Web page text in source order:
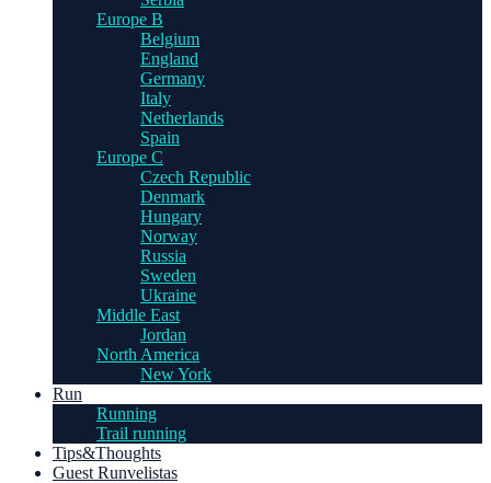
Europe B
Belgium
England
Germany
Italy
Netherlands
Spain
Europe C
Czech Republic
Denmark
Hungary
Norway
Russia
Sweden
Ukraine
Middle East
Jordan
North America
New York
Run
Running
Trail running
Tips&Thoughts
Guest Runvelistas